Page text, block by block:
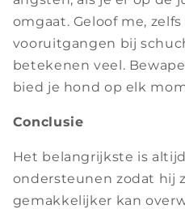
omgaat. Geloof me,
vooruitgangen bij
betekenen veel.
bied je hond op elk
Conclusie
Het belangrijkste is
ondersteunen zodat hij
gemakkelijker kan